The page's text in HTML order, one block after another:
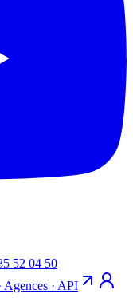
52 04 50
Agences · API